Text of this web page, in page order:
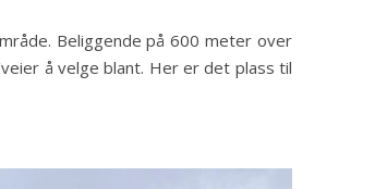
Beliggende på 600 meter over
å velge blant. Her er det plass til